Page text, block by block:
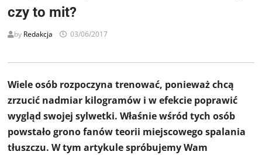
czy to mit?
by Redakcja 03/06/2017
Wiele osób rozpoczyna trenować, ponieważ chcą
zrzucić nadmiar kilogramów i w efekcie poprawić
wygląd swojej sylwetki. Właśnie wśród tych osób
powstało grono fanów teorii miejscowego spalania
tłuszczu. W tym artykule spróbujemy Wam